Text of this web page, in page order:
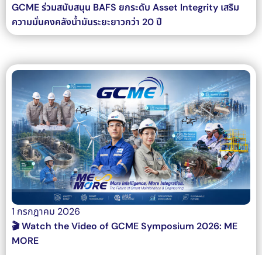
GCME ร่วมสนับสนุน BAFS ยกระดับ Asset Integrity เสริม
ความมั่นคงคลังน้ำมันระยะยาวกว่า 20 ปี
1 กรกฎาคม 2026
🎬 Watch the Video of GCME Symposium 2026: ME
MORE